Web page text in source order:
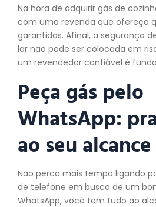
Na hora de adquirir gás de
com uma revenda que ofereça
garantidas. Afinal, a segurança
lar não pode ser colocada em
um revendedor confiável é
Peça gás pelo
WhatsApp:
ao seu alcance
Não perca mais tempo ligando
de telefone em busca de um
WhatsApp, você tem tudo ao